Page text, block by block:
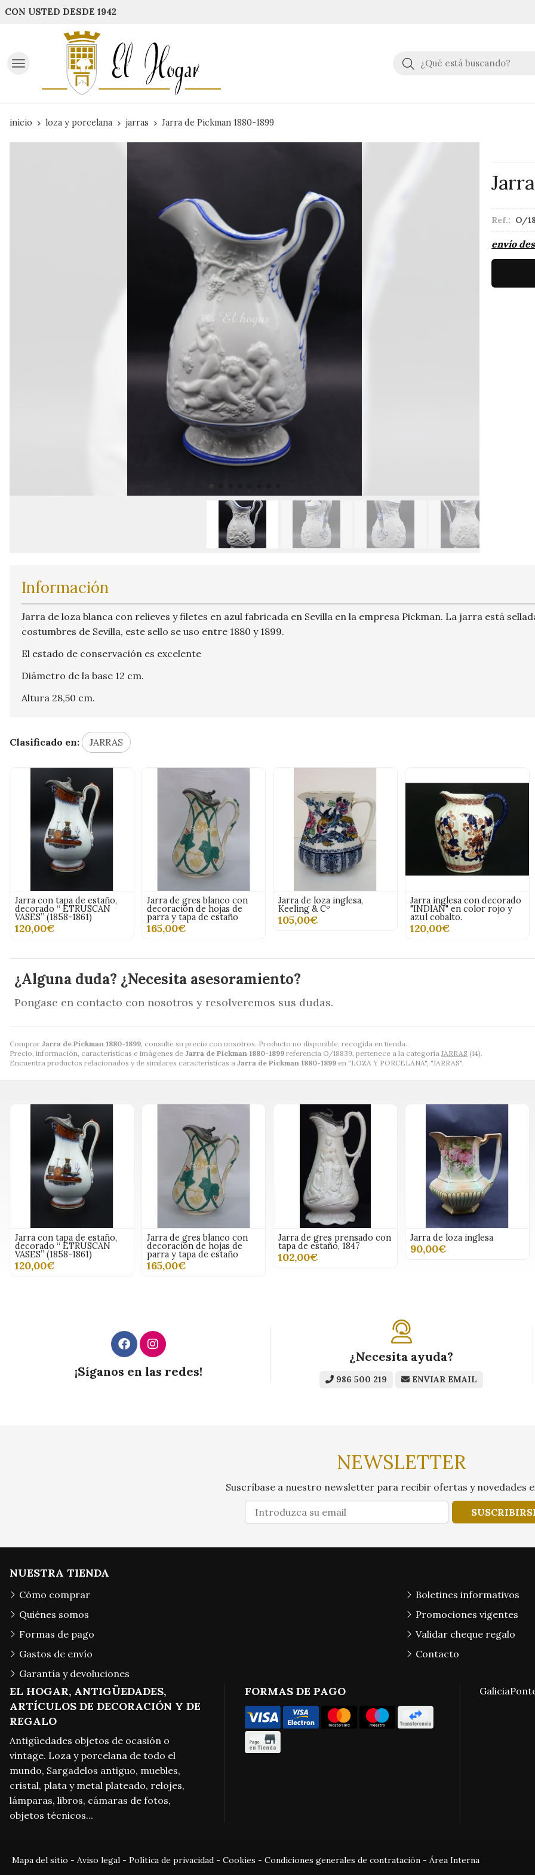
CON USTED DESDE 1942
Buscar
inicio loza y porcelana jarras Jarra de Pickman 1880-1899
Ref.: O/
envío
Comprar Jarra de Pickman 1880-1899, consulte su precio con nosotros. Producto no disponible, recogida en tienda.
Precio, información, características e imágenes de Jarra de Pickman 1880-1899 referencia O/18839, pertenece a la categoría JARRAS (14).
Encuentra productos relacionados y de similares características a Jarra de Pickman 1880-1899 en "LOZA Y PORCELANA", "JARRAS".
Información
Jarra de loza blanca con relieves y filetes en azul fabricada en Sevilla en la empresa Pickman. La jarra está
costumbres de Sevilla, este sello se uso entre 1880 y 1899.
El estado de conservación es excelente
Diámetro de la base 12 cm.
Altura 28,50 cm.
Clasificado en: JARRAS
Jarra con tapa de estaño,
decorado “ ETRUSCAN
VASES” (1858-1861)
120,00€
Jarra de gres blanco con
decoración de hojas de
parra y tapa de estaño
165,00€
Jarra de loza inglesa,
Keeling & Cº
105,00€
Jarra inglesa con decorado
"INDIAN" en color rojo y
azul cobalto.
120,00€
¿Alguna duda? ¿Necesita asesoramiento?
Pongase en contacto con nosotros y resolveremos sus dudas.
Jarra con tapa de estaño,
decorado “ ETRUSCAN
VASES” (1858-1861)
120,00€
Jarra de gres blanco con
decoración de hojas de
parra y tapa de estaño
165,00€
Jarra de gres prensado con
tapa de estaño, 1847
102,00€
Jarra de loza inglesa
90,00€
¡Síganos en las redes!
¿Necesita ayuda?
986 500 219 ENVIAR EMAIL
NEWSLETTER
Suscríbase a nuestro newsletter para recibir ofertas y novedades
EL HOGAR, ANTIGÜEDADES,
ARTÍCULOS DE DECORACIÓN Y DE
REGALO
Antigüedades objetos de ocasión o
vintage. Loza y porcelana de todo el
mundo, Sargadelos antiguo, muebles,
cristal, plata y metal plateado, relojes,
lámparas, libros, cámaras de fotos,
objetos técnicos...
FORMAS DE PAGO
NUESTRA TIENDA
Cómo comprar
Quiénes somos
Formas de pago
Gastos de envío
Garantía y devoluciones
Boletines informativos
Promociones vigentes
Validar cheque regalo
Contacto
Galicia
Mapa del sitio - Aviso legal - Política de privacidad - Cookies - Condiciones generales de contratación - Área Interna